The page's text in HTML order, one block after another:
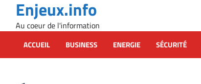
content
Enjeux.info
Au coeur de l'information
ACCUEIL BUSINESS ENERGIE SÉCURITÉ